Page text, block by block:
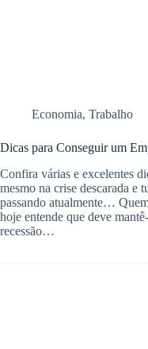
Economia, Trabalho
Dicas para Conseguir um
Confira várias e excelentes
mesmo na crise descarada e
passando atualmente…
hoje entende que deve
recessão…